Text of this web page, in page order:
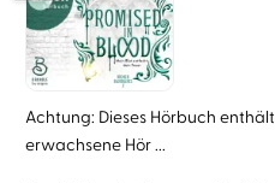
Achtung: Dieses Hörbuch
erwachsene Hör ...